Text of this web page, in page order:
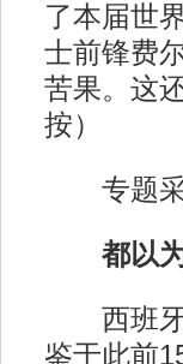
了本届世
士前锋费
苦果。这
按）
专题采
都以
西班牙
鉴于此前